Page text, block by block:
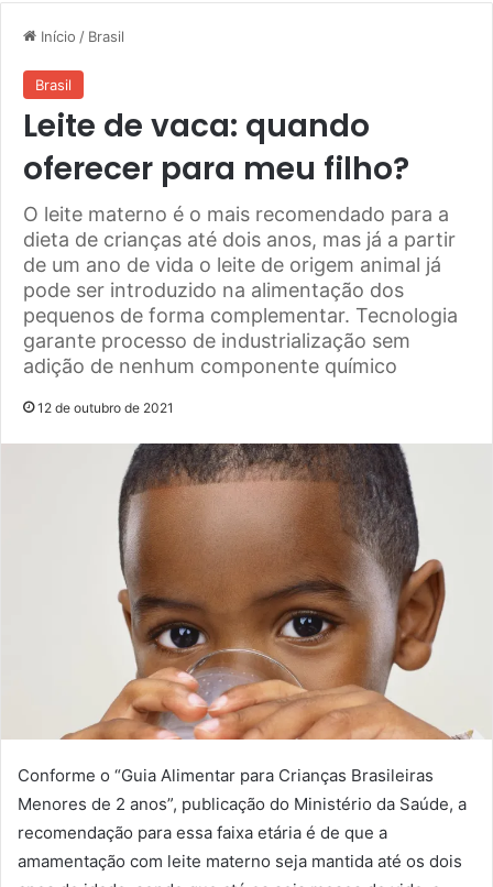
Início / Brasil
Brasil
Leite de vaca: quando
oferecer para meu filho?
O leite materno é o mais recomendado para a
dieta de crianças até dois anos, mas já a partir
de um ano de vida o leite de origem animal já
pode ser introduzido na alimentação dos
pequenos de forma complementar. Tecnologia
garante processo de industrialização sem
adição de nenhum componente químico
12 de outubro de 2021
Conforme o “Guia Alimentar para Crianças Brasileiras
Menores de 2 anos”, publicação do Ministério da Saúde, a
recomendação para essa faixa etária é de que a
amamentação com leite materno seja mantida até os dois